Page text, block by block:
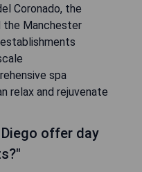
Coronado, the
the Manchester
spa
relax and rejuvenate
offer day